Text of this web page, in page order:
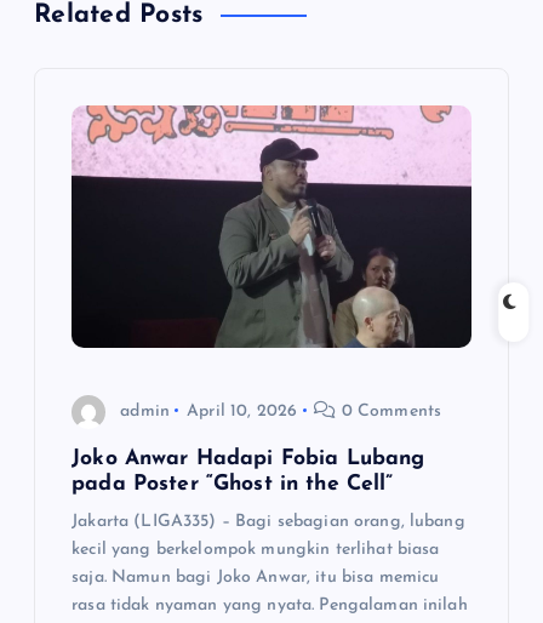
vRelated Posts
admin April 10, 2026 0 Comments
Joko Anwar Hadapi Fobia Lubang
pada Poster “Ghost in the Cell”
Jakarta (LIGA335) – Bagi sebagian orang, lubang
kecil yang berkelompok mungkin terlihat biasa
saja. Namun bagi Joko Anwar, itu bisa memicu
rasa tidak nyaman yang nyata. Pengalaman inilah